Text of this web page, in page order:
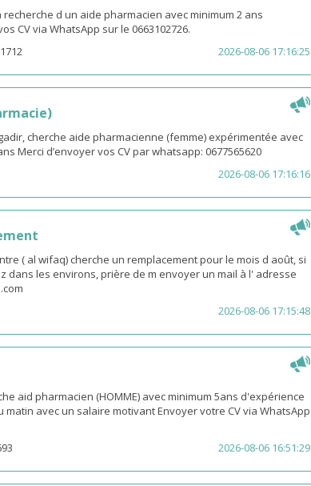
d un aide pharmacien avec minimum 2 ans
CV via WhatsApp sur le 0663102726.
2026-08-06 17:16:25
cherche aide pharmacienne (femme) expérimentée avec
Merci d’envoyer vos CV par whatsapp: 0677565620
2026-08-06 17:16:16
( al wifaq) cherche un remplacement pour le mois d août, si
dans les environs, prière de m envoyer un mail à l' adresse
2026-08-06 17:15:48
aid pharmacien (HOMME) avec minimum 5ans d'expérience
avec un salaire motivant Envoyer votre CV via WhatsApp
2026-08-06 16:51:29